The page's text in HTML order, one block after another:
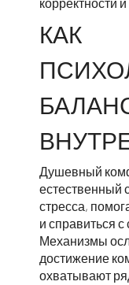
КАК
Душевный
естественный
стресса,
и справиться
Механизмы
достижение
охватывают